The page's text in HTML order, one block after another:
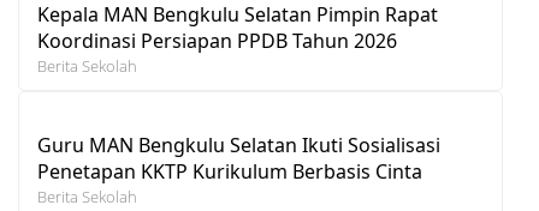
Kepala MAN Bengkulu Selatan Pimpin Rapat
Koordinasi Persiapan PPDB Tahun 2026
Berita Sekolah
Guru MAN Bengkulu Selatan Ikuti Sosialisasi
Penetapan KKTP Kurikulum Berbasis Cinta
Berita Sekolah